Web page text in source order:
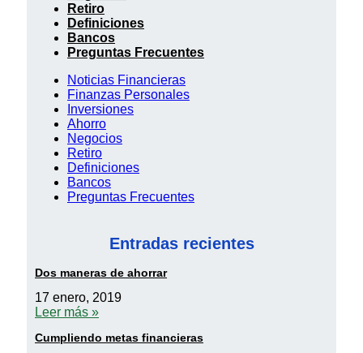
Retiro
Definiciones
Bancos
Preguntas Frecuentes
Noticias Financieras
Finanzas Personales
Inversiones
Ahorro
Negocios
Retiro
Definiciones
Bancos
Preguntas Frecuentes
Entradas recientes
Dos maneras de ahorrar
17 enero, 2019
Leer más »
Cumpliendo metas financieras